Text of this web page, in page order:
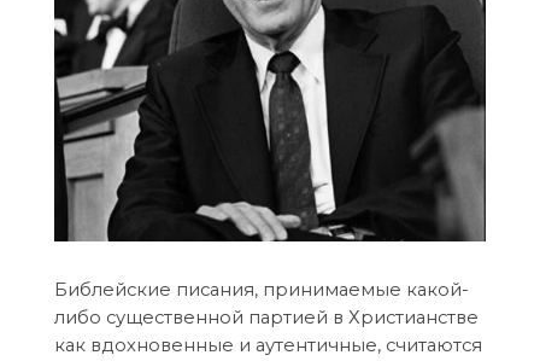
Библейские писания, принимаемые какой-
либо существенной партией в Христианстве
как вдохновенные и аутентичные, считаются